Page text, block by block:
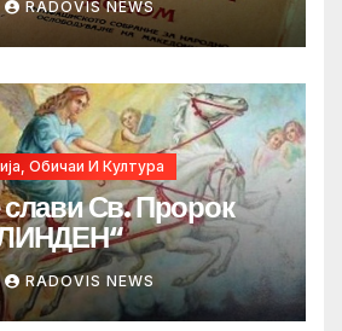
RADOVIS NEWS
Обичаи И Култура
слави Св. Пророк
RADOVIS NEWS